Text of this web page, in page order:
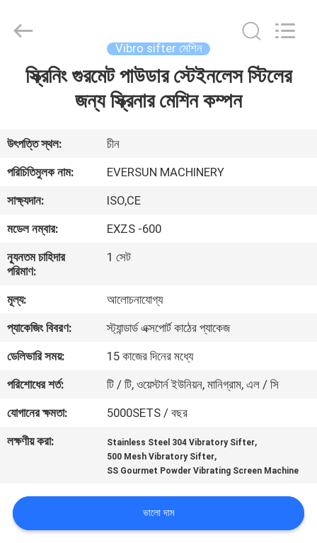
বাড়ি
VR
প্রদর্শন
আমাদের
সম্পর্কে
কারখানা
ভ্রমণ
মান
নিয়ন্ত্রণ
যোগাযোগ
উদ্ধৃতির
Reserved.
Vibro sifter মেশিন
স্ক্রিনিং গুরমেট পাউডার স্টেইনলেস স্টিলের
জন্য স্ক্রিনার মেশিন কম্পন
উৎপত্তি স্থল:
চীন
পরিচিতিমুলক নাম:
EVERSUN MACHINERY
সাক্ষ্যদান:
ISO,CE
মডেল নম্বার:
EXZS -600
ন্যূনতম চাহিদার
পরিমাণ:
1 সেট
মূল্য:
আলোচনাযোগ্য
প্যাকেজিং বিবরণ:
স্ট্যান্ডার্ড এক্সপোর্ট কাঠের প্যাকেজ
ডেলিভারি সময়:
15 কাজের দিনের মধ্যে
পরিশোধের শর্ত:
টি / টি, ওয়েস্টার্ন ইউনিয়ন, মানিগ্রাম, এল / সি
যোগানের ক্ষমতা:
5000SETS / বছর
লক্ষণীয় করা:
Stainless Steel 304 Vibratory Sifter,
500 Mesh Vibratory Sifter,
SS Gourmet Powder Vibrating Screen Machine
ভালো দাম